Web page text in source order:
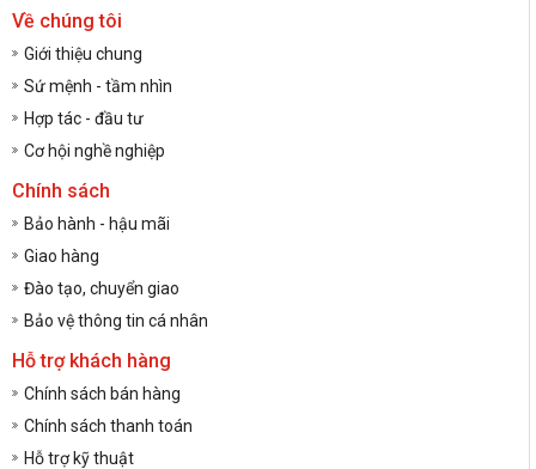
Về chúng tôi
Giới thiệu chung
Sứ mệnh - tầm nhìn
Hợp tác - đầu tư
Cơ hội nghề nghiệp
Chính sách
Bảo hành - hậu mãi
Giao hàng
Đào tạo, chuyển giao
Bảo vệ thông tin cá nhân
Hỗ trợ khách hàng
Chính sách bán hàng
Chính sách thanh toán
Hỗ trợ kỹ thuật